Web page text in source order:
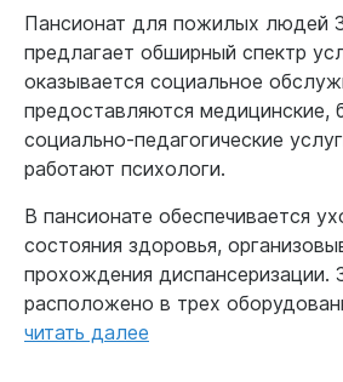
Пансионат для пожилых людей
предлагает обширный спектр
оказывается социальное
предоставляются медицинские,
социально-педагогические
работают психологи.
В пансионате обеспечивается
состояния здоровья,
прохождения диспансеризации.
расположено в трех
читать далее